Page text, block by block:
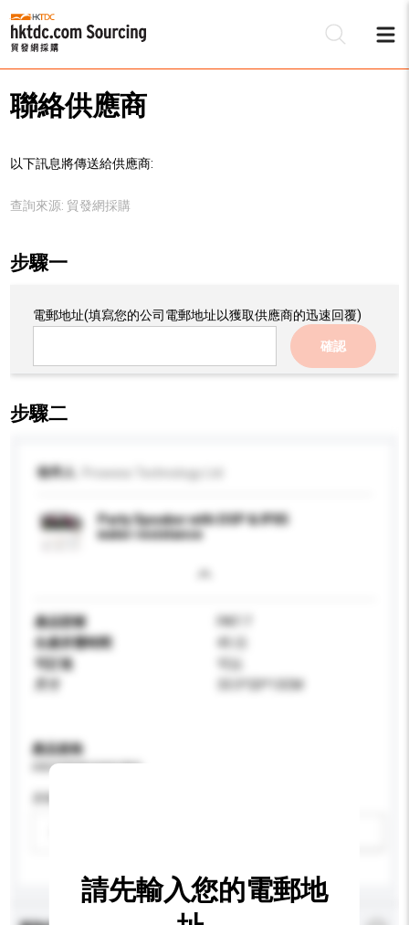
聯絡供應商
以下訊息將傳送給供應商:
查詢來源: 貿發網採購
步驟一
電郵地址(填寫您的公司電郵地址以獲取供應商的迅速回覆)
確認
步驟二
收件人
Party Speaker with DSP & IPX5
water resistance
產品型號
PAT-7
生產所需時間
45 日
可訂造
可以
33.5*20*13CM
產品規格
請提供您對產品的特定要求。
請先輸入您的電郵地